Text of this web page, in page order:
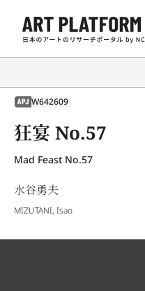
APJ W642609
狂宴 No.57
Mad Feast No.57
水谷勇夫
MIZUTANI, Isao